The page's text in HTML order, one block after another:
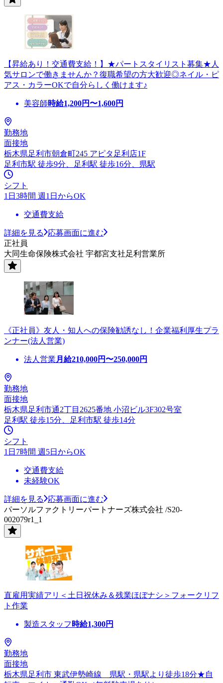
【昇給あり！交通費支給！】★パートスタイリスト募集★人
気サロンで働きませんか？復職希望の方大歓迎◎ネイル・ピ
アス・カラーOKで自分らしく働けます♪
美容師時給1,200円〜1,600円
勤務地
面接地
栃木県足利市朝倉町245 アピタ足利店1F
足利市駅 徒歩9分、足利駅 徒歩16分、県駅
シフト
1日3時間 週1日からOK
交通費支給
詳細を見る
応募画面に進む
正社員
大同生命保険株式会社 宇都宮支社足利営業所
《正社員》友人・知人への保険勧誘なし！企業福利厚生プラ
ンナー(法人営業)
法人営業 月給210,000円〜250,000円
勤務地
面接地
栃木県足利市通2丁目2625番地 小沼ビル3F302号室
足利駅 徒歩15分、足利市駅 徒歩14分
シフト
1日7時間 週5日からOK
交通費支給
未経験OK
詳細を見る
応募画面に進む
パーソルファクトリーパートナーズ株式会社 /S20-
002079r1_1
直雇用実績アリ＜土日祝休み＆残業ほぼナシ＞フォークリフ
ト作業
製造スタッフ 時給1,300円
勤務地
面接地
栃木県足利市 東武伊勢崎線 県駅・県駅より徒歩18分★自